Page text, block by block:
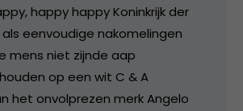
happy happy Koninkrijk der
eenvoudige nakomelingen
mens niet zijnde aap
op een wit C & A
het onvolprezen merk Angelo